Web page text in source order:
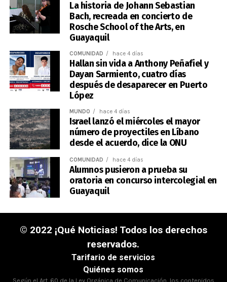
La historia de Johann Sebastian
Bach, recreada en concierto de
Rosche School of the Arts, en
Guayaquil
COMUNIDAD hace 4 días
Hallan sin vida a Anthony Peñafiel y
Dayan Sarmiento, cuatro días
después de desaparecer en Puerto
López
MUNDO hace 4 días
Israel lanzó el miércoles el mayor
número de proyectiles en Líbano
desde el acuerdo, dice la ONU
COMUNIDAD hace 4 días
Alumnos pusieron a prueba su
oratoria en concurso intercolegial en
Guayaquil
© 2022 ¡Qué Noticias! Todos los derechos
reservados.
Tarifario de servicios
Quiénes somos
Según el Art. 60 de la Ley Orgánica de Comunicación, los contenidos